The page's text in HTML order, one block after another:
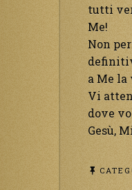
tutti
Me!
Non
a Me la
Vi
dove
Gesù,